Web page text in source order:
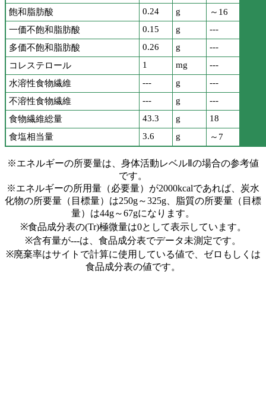
飽和脂肪酸
0.24 g
～16
一価不飽和脂肪酸
0.15 g
---
多価不飽和脂肪酸
0.26 g
---
コレステロール
1 mg
---
水溶性食物繊維
--- g
---
不溶性食物繊維
--- g
---
食物繊維総量
43.3 g
18
食塩相当量
3.6 g ～7
※エネルギーの所要量は、身体活動レベルⅡの場合の参考値
です。
※エネルギーの所用量（必要量）が2000kcalであれば、炭水
化物の所要量（目標量）は250g～325g、脂質の所要量（目標
量）は44g～67gになります。
※食品成分表の(Tr)極微量は0として表示しています。
※含有量が---は、食品成分表でデータ未測定です。
※廃棄率はサイトで計算に使用している値で、ゼロもしくは
食品成分表の値です。